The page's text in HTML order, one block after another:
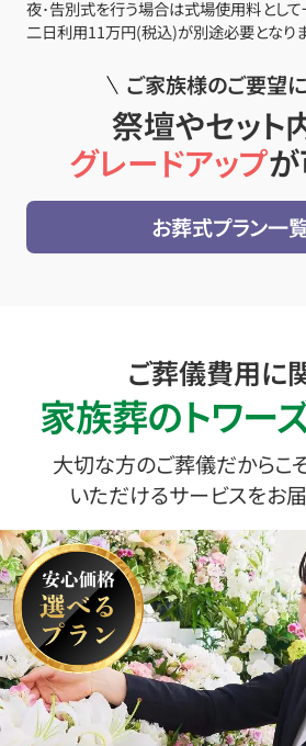
夜･告別式を行う場合は式場使用料とし
二日利用11万円(税込)が別途必要となり
ご家族様のご要望
祭壇やセット
グレードアップ
お葬式プラン一
ご葬儀費用に
家族葬のトワー
大切な方のご葬儀だからこ
いただけるサービスをお